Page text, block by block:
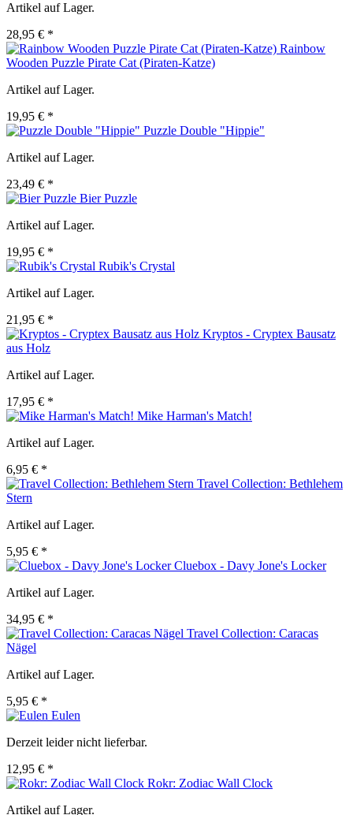
Artikel auf Lager.
28,95 € *
Rainbow
Wooden Puzzle Pirate Cat (Piraten-Katze)
Artikel auf Lager.
19,95 € *
Puzzle Double "Hippie"
Artikel auf Lager.
23,49 € *
Bier Puzzle
Artikel auf Lager.
19,95 € *
Rubik's Crystal
Artikel auf Lager.
21,95 € *
Kryptos - Cryptex Bausatz
aus Holz
Artikel auf Lager.
17,95 € *
Mike Harman's Match!
Artikel auf Lager.
6,95 € *
Travel Collection: Bethlehem
Stern
Artikel auf Lager.
5,95 € *
Cluebox - Davy Jone's Locker
Artikel auf Lager.
34,95 € *
Travel Collection: Caracas
Nägel
Artikel auf Lager.
5,95 € *
Eulen
Derzeit leider nicht lieferbar.
12,95 € *
Rokr: Zodiac Wall Clock
Artikel auf Lager.